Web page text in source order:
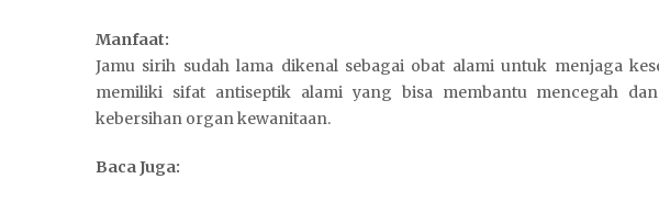
Manfaat:
Jamu sirih sudah lama dikenal sebagai obat alami untuk menjaga
memiliki sifat antiseptik alami yang bisa membantu mencegah
kebersihan organ kewanitaan.
Baca Juga: